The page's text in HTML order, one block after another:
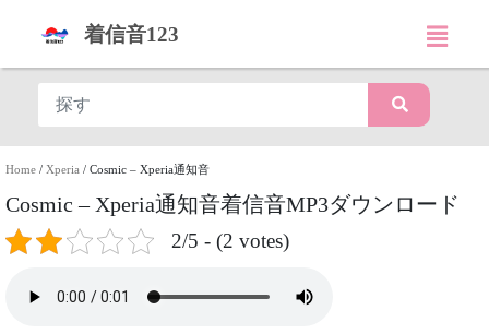
着信音123
Home / Xperia / Cosmic – Xperia通知音
Cosmic – Xperia通知音着信音MP3ダウンロード
2/5 - (2 votes)